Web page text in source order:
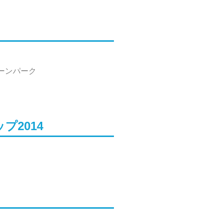
パーク
プ2014